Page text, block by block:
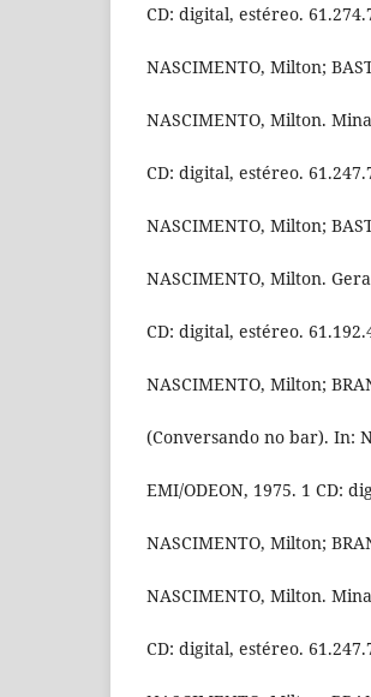
CD: digital, estéreo.
NASCIMENTO, Milton;
NASCIMENTO, Milton.
CD: digital, estéreo.
NASCIMENTO, Milton;
NASCIMENTO, Milton.
CD: digital, estéreo.
NASCIMENTO, Milton;
(Conversando no bar). In:
EMI/ODEON, 1975. 1 CD:
NASCIMENTO, Milton;
NASCIMENTO, Milton.
CD: digital, estéreo.